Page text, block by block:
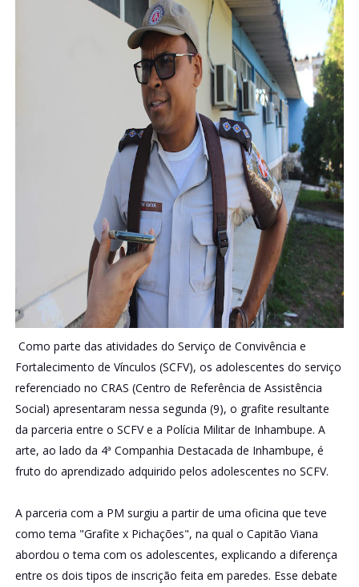
Como parte das atividades do Serviço de Convivência e
Fortalecimento de Vínculos (SCFV), os adolescentes do serviço
referenciado no CRAS (Centro de Referência de Assistência
Social) apresentaram nessa segunda (9), o grafite resultante
da parceria entre o SCFV e a Polícia Militar de Inhambupe. A
arte, ao lado da 4ª Companhia Destacada de Inhambupe, é
fruto do aprendizado adquirido pelos adolescentes no SCFV.
A parceria com a PM surgiu a partir de uma oficina que teve
como tema "Grafite x Pichações", na qual o Capitão Viana
abordou o tema com os adolescentes, explicando a diferença
entre os dois tipos de inscrição feita em paredes. Esse debate